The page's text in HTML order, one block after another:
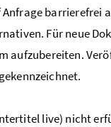
barrierefrei
Für neue
aufzubereiten.
live) nicht